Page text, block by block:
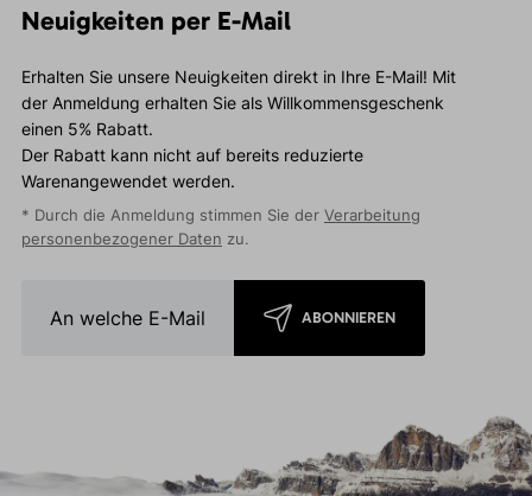
Neuigkeiten per E-Mail
Erhalten Sie unsere Neuigkeiten direkt in Ihre E-Mail! Mit
der Anmeldung erhalten Sie als Willkommensgeschenk
einen 5% Rabatt.
Der Rabatt kann nicht auf bereits reduzierte
Warenangewendet werden.
* Durch die Anmeldung stimmen Sie der Verarbeitung
personenbezogener Daten zu.
ABONNIEREN